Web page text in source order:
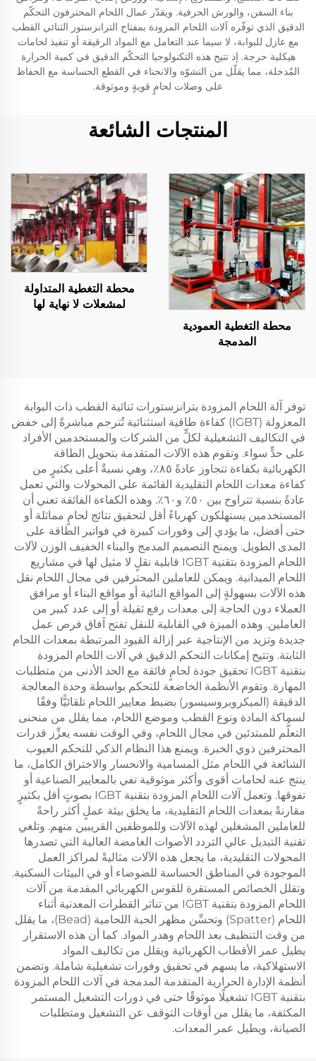
بناء السفن، والورش الحرفية. ويقدّر عمال اللحام المحترفون التحكّم
الدقيق الذي توفّره آلات اللحام المزودة بمفتاح الترانزستور الثنائي القطب
مع عازل للبوابة، لا سيما عند التعامل مع المواد الرقيقة أو تنفيذ لحامات
هيكلية حرجة. إذ تتيح هذه التكنولوجيا التحكّم الدقيق في كمية الحرارة
المُدخلة، مما يقلّل من التشوّه والانحناء في القطع الحساسة مع الحفاظ
على وصلات لحامٍ قويةٍ وموثوقة.
المنتجات الشائعة
محطة التغطية العمودية
المدمجة
محطة التغطية المتداولة
لمشعلات لا نهاية لها
توفر آلة اللحام المزودة بترانزستورات ثنائية القطب ذات البوابة
المعزولة (IGBT) كفاءة طاقية استثنائية تُترجم مباشرةً إلى خفض
في التكاليف التشغيلية لكلٍّ من الشركات والمستخدمين الأفراد
على حدٍّ سواء. وتقوم هذه الآلات المتقدمة بتحويل الطاقة
الكهربائية بكفاءة تتجاوز عادةً ٨٥٪، وهي نسبةٌ أعلى بكثيرٍ من
كفاءة معدات اللحام التقليدية القائمة على المحولات والتي تعمل
عادةً بنسبة تتراوح بين ٥٠٪ و٦٠٪. وهذه الكفاءة الفائقة تعني أن
المستخدمين يستهلكون كهرباءً أقل لتحقيق نتائج لحامٍ مماثلة أو
حتى أفضل، ما يؤدي إلى وفورات كبيرة في فواتير الطاقة على
المدى الطويل. ويمنح التصميم المدمج والبناء الخفيف الوزن لآلات
اللحام المزودة بتقنية IGBT قابلية نقلٍ لا مثيل لها في مشاريع
اللحام الميدانية. ويمكن للعاملين المحترفين في مجال اللحام نقل
هذه الآلات بسهولةٍ إلى المواقع النائية أو مواقع البناء أو مرافق
العملاء دون الحاجة إلى معدات رفع ثقيلة أو إلى عدد كبير من
العاملين. وهذه الميزة في القابلية للنقل تفتح آفاق فرص عمل
جديدة وتزيد من الإنتاجية عبر إزالة القيود المرتبطة بمعدات اللحام
الثابتة. وتتيح إمكانات التحكم الدقيق في آلات اللحام المزودة
بتقنية IGBT تحقيق جودة لحامٍ فائقة مع الحد الأدنى من متطلبات
المهارة. وتقوم الأنظمة الخاضعة للتحكم بواسطة وحدة المعالجة
الدقيقة (الميكروبروسيسور) بضبط معايير اللحام تلقائيًّا وفقًا
لسماكة المادة ونوع القطب وموضع اللحام، مما يقلل من منحنى
التعلُّم للمبتدئين في مجال اللحام، وفي الوقت نفسه يعزِّز قدرات
المحترفين ذوي الخبرة. ويمنع هذا النظام الذكي للتحكم العيوب
الشائعة في اللحام مثل المسامية والانحسار والاختراق الكامل، ما
ينتج عنه لحامات أقوى وأكثر موثوقية تفي بالمعايير الصناعية أو
تفوقها. وتعمل آلات اللحام المزودة بتقنية IGBT بصوتٍ أقل بكثيرٍ
مقارنةً بمعدات اللحام التقليدية، ما يخلق بيئة عملٍ أكثر راحةً
للعاملين المشغلين لهذه الآلات وللموظفين القريبين منهم. وتلغي
تقنية التبديل عالي التردد الأصوات الغامضة العالية التي تصدرها
المحولات التقليدية، ما يجعل هذه الآلات مثاليةً لمراكز العمل
الموجودة في المناطق الحساسة للضوضاء أو في البيئات السكنية.
وتقلل الخصائص المستقرة للقوس الكهربائي المقدمة من آلات
اللحام المزودة بتقنية IGBT من تناثر القطرات المعدنية أثناء
اللحام (Spatter) وتحسِّن مظهر الحبة اللحامية (Bead)، ما يقلل
من وقت التنظيف بعد اللحام وهدر المواد. كما أن هذه الاستقرار
يطيل عمر الأقطاب الكهربائية ويقلل من تكاليف المواد
الاستهلاكية، ما يسهم في تحقيق وفورات تشغيلية شاملة. وتضمن
أنظمة الإدارة الحرارية المتقدمة المدمجة في آلات اللحام المزودة
بتقنية IGBT تشغيلًا موثوقًا حتى في دورات التشغيل المستمر
المكثفة، ما يقلل من أوقات التوقف عن التشغيل ومتطلبات
الصيانة، ويطيل عمر المعدات.